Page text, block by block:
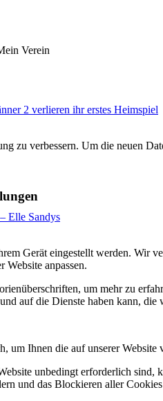
Elle Sandys
Verein
2 verlieren ihr erstes Heimspiel
zu verbessern. Um die neuen
Gerät eingestellt werden. Wir
Website anpassen.
um mehr zu
auf die Dienste haben kann, die
um Ihnen die auf unserer
unbedingt erforderlich sind,
und das Blockieren aller